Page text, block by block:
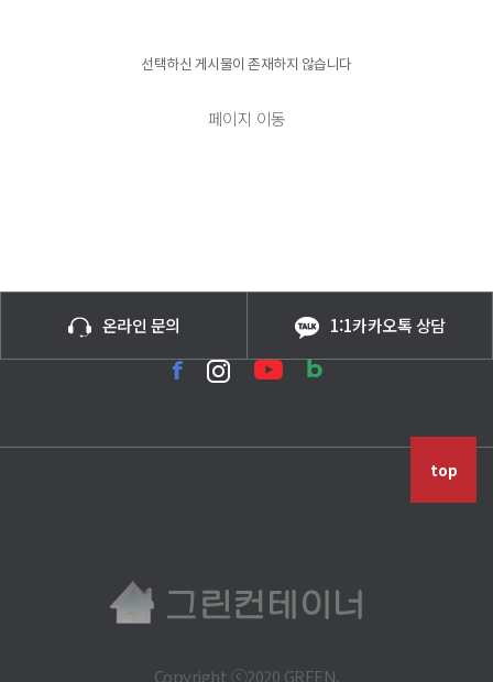
선택하신 게시물이 존재하지 않습니다
페이지 이동
온라인 문의 1:1카카오톡 상담
top
Copyright ⓒ2020 GREEN.